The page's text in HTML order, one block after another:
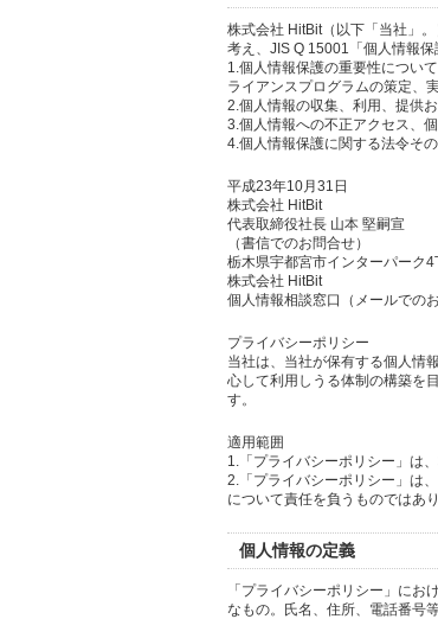
株式会社 HitBit（以下「当社」
考え、JIS Q 15001「個人情報
1.個人情報保護の重要性につい
ライアンスプログラムの策定、
2.個人情報の収集、利用、提供
3.個人情報への不正アクセス、
4.個人情報保護に関する法令そ
平成23年10月31日
株式会社 HitBit
代表取締役社長 山本 堅嗣宣
（書信でのお問合せ）
栃木県宇都宮市インターパーク4
株式会社 HitBit
個人情報相談窓口（メールでの
プライバシーポリシー
当社は、当社が保有する個人情
心して利用しうる体制の構築を
す。
適用範囲
1.「プライバシーポリシー」は
2.「プライバシーポリシー」は
について責任を負うものではあり
個人情報の定義
「プライバシーポリシー」に
なもの。氏名、住所、電話番号